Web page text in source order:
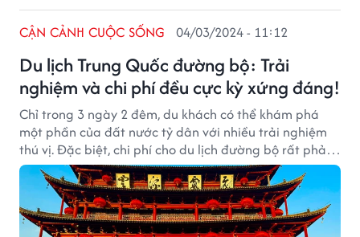
Du lịch Trung Quốc đường bộ: Trải
nghiệm và chi phí đều cực kỳ xứng đáng!
CẬN CẢNH CUỘC SỐNG 04/03/2024 - 11:12
Chỉ trong 3 ngày 2 đêm, du khách có thể khám phá
một phần của đất nước tỷ dân với nhiều trải nghiệm
thú vị. Đặc biệt, chi phí cho du lịch đường bộ rất phải
chăng, mở rộng cơ hội du lịch cho nhiều khách hàng
hơn.